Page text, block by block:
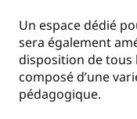
Un espace dédié
sera également
disposition de tous
composé d’une
pédagogique.